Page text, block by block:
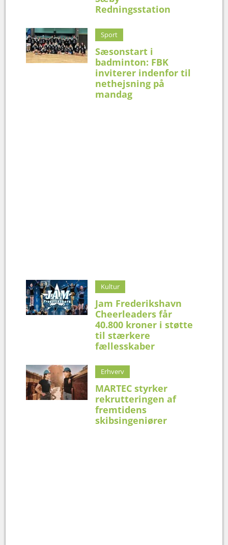
Redningsstation
Sport
Sæsonstart i
badminton: FBK
inviterer indenfor til
nethejsning på
mandag
Kultur
Jam Frederikshavn
Cheerleaders får
40.800 kroner i støtte
til stærkere
fællesskaber
Erhverv
MARTEC styrker
rekrutteringen af
fremtidens
skibsingeniører